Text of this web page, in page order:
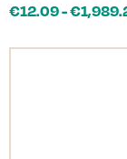
€12.09-€